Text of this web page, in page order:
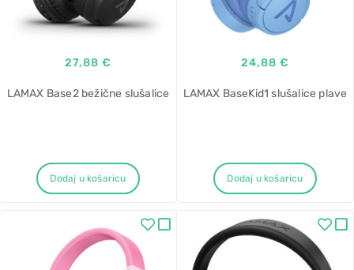
27,88 €
LAMAX Base2 bežične slušalice
Dodaj u košaricu
24,88 €
LAMAX BaseKid1 slušalice plave
Dodaj u košaricu